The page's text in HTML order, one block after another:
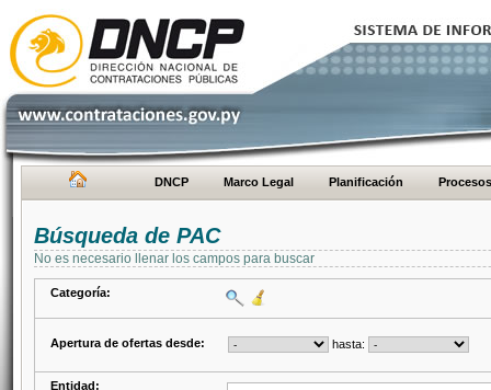
DNCP Marco Legal Planificación Procesos
Búsqueda de PAC
No es necesario llenar los campos para buscar
Categoría:
Apertura de ofertas desde: hasta:
Entidad: